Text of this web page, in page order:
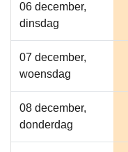
06 december,
dinsdag
07 december,
woensdag
08 december,
donderdag